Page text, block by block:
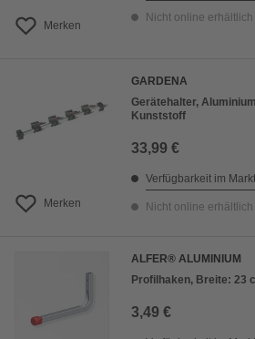
Merken
Nicht online erhältlich
Merken
GARDENA
Gerätehalter,
Kunststoff
33,99 €
Verfügbarkeit im
Nicht online erhältlich
ALFER® ALUMINIUM
Profilhaken, Breite: 23
3,49 €